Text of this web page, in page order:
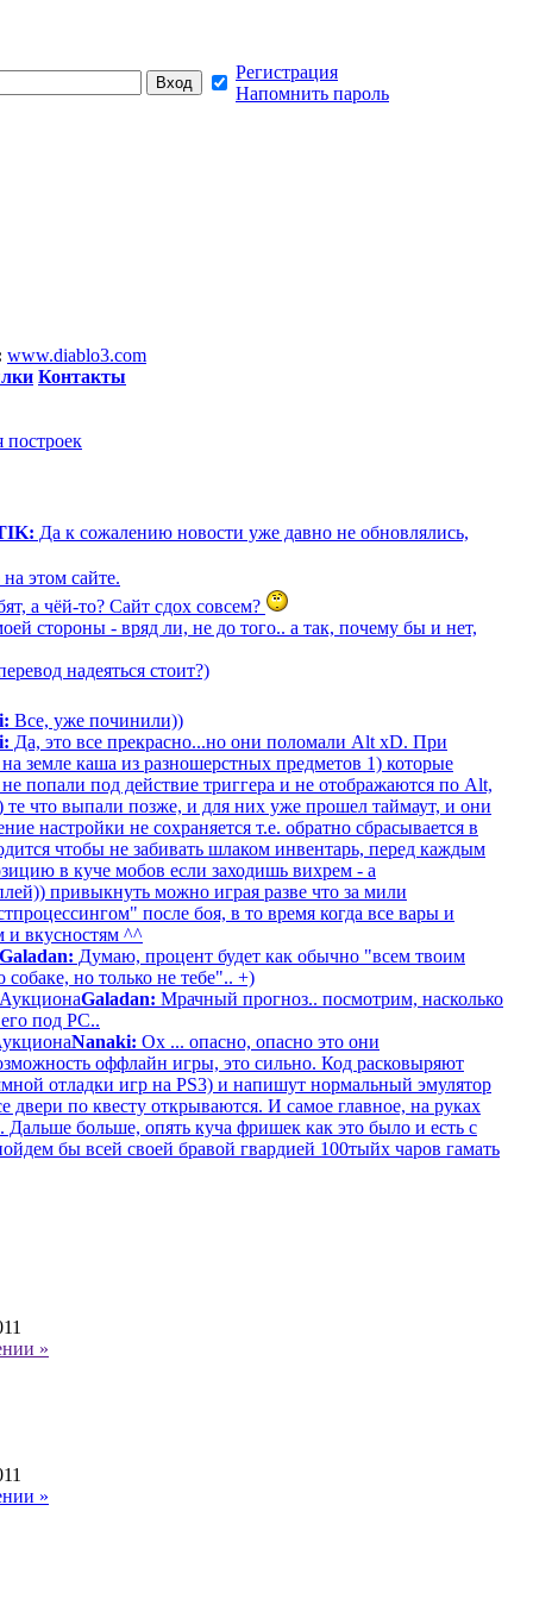
Регистрация
Напомнить пароль
www.diablo3.com
Контакты
Да к сожалению новости уже давно не обновлялись,
этом сайте.
а чёй-то? Сайт сдох совсем?
стороны - вряд ли, не до того.. а так, почему бы и нет,
надеяться стоит?)
Все, уже починили))
Да, это все прекрасно...но они поломали Alt xD. При
земле каша из разношерстных предметов 1) которые
попали под действие триггера и не отображаются по Alt,
что выпали позже, и для них уже прошел таймаут, и они
настройки не сохраняется т.е. обратно сбрасывается в
чтобы не забивать шлаком инвентарь, перед каждым
в куче мобов если заходишь вихрем - а
привыкнуть можно играя разве что за мили
после боя, в то время когда все вары и
и вкусностям ^^
Galadan: Думаю, процент будет как обычно "всем твоим
но только не тебе".. +)
Galadan: Мрачный прогноз.. посмотрим, насколько
под РС..
Nanaki: Ох ... опасно, опасно это они
оффлайн игры, это сильно. Код расковыряют
отладки игр на PS3) и напишут нормальный эмулятор
двери по квесту открываются. И самое главное, на руках
больше, опять куча фришек как это было и есть с
бы всей своей бравой гвардией 100тыйх чаров гамать
»
»